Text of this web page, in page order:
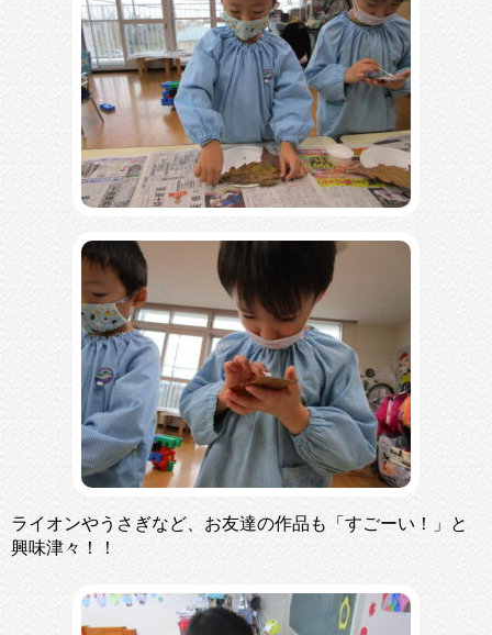
ライオンやうさぎなど、お友達の作品も「すごーい！」と
興味津々！！